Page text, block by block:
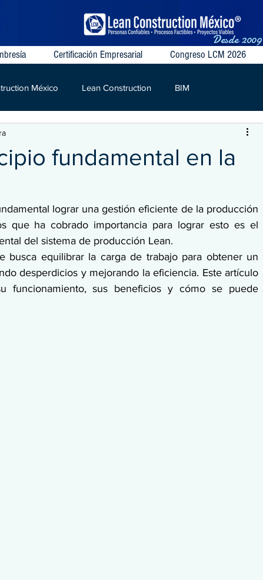
Desde 2009
Certificación Empresarial Congreso LCM 2026
México Lean Construction BIM
Contratos Colaborativos
fundamental en la
lograr una gestión eficiente de la producción
que ha cobrado importancia para lograr esto es el
del sistema de producción Lean.
busca equilibrar la carga de trabajo para obtener un
desperdicios y mejorando la eficiencia. Este artículo
funcionamiento, sus beneficios y cómo se puede